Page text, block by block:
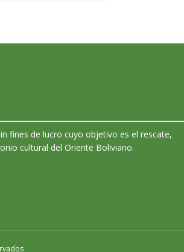
fines de lucro cuyo objetivo es el rescate,
cultural del Oriente Boliviano.